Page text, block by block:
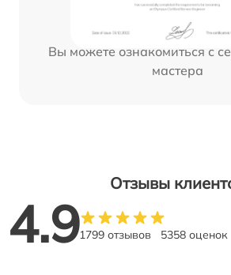
Вы можете ознакомиться с
мастера
Отзывы
4.91799 отзывов 5358 оценок